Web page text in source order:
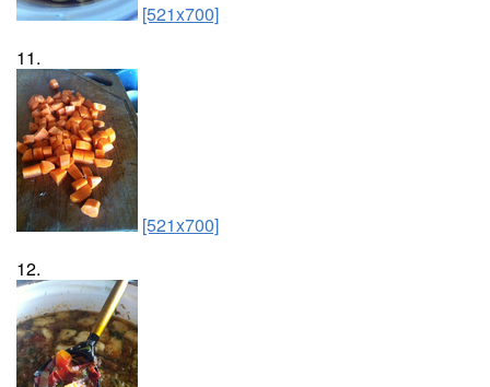
[521x700]
11.
[521x700]
12.